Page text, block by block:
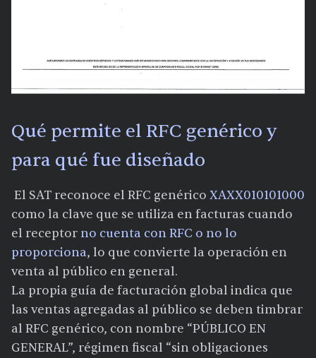
Qué permite el RFC genérico y
para qué fue diseñado
El SAT reconoce el RFC genérico XAXX010101000
como la clave que se utiliza en facturas cuando
el receptor no cuenta con RFC o no lo
proporciona, lo que convierte la operación en
venta al público en general.
La propia guía de facturación global indica que
las ventas agregadas al público se deben timbrar
al RFC genérico, con nombre “PÚBLICO EN
GENERAL”, régimen fiscal “sin obligaciones